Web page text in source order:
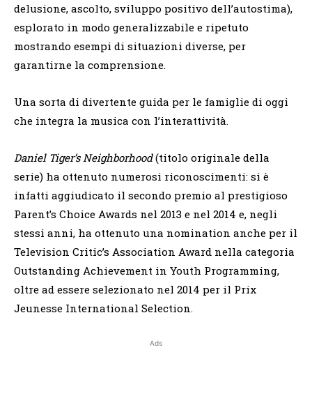
delusione, ascolto, sviluppo positivo dell’autostima),
esplorato in modo generalizzabile e ripetuto
mostrando esempi di situazioni diverse, per
garantirne la comprensione.
Una sorta di divertente guida per le famiglie di oggi
che integra la musica con l’interattività.
Daniel Tiger’s Neighborhood(titolo originale della
serie) ha ottenuto numerosi riconoscimenti: si è
infatti aggiudicato il secondo premio al prestigioso
Parent’s Choice Awards nel 2013 e nel 2014 e, negli
stessi anni, ha ottenuto una nomination anche per il
Television Critic’s Association Award nella categoria
Outstanding Achievement in Youth Programming,
oltre ad essere selezionato nel 2014 per il Prix
Jeunesse International Selection.
Ads